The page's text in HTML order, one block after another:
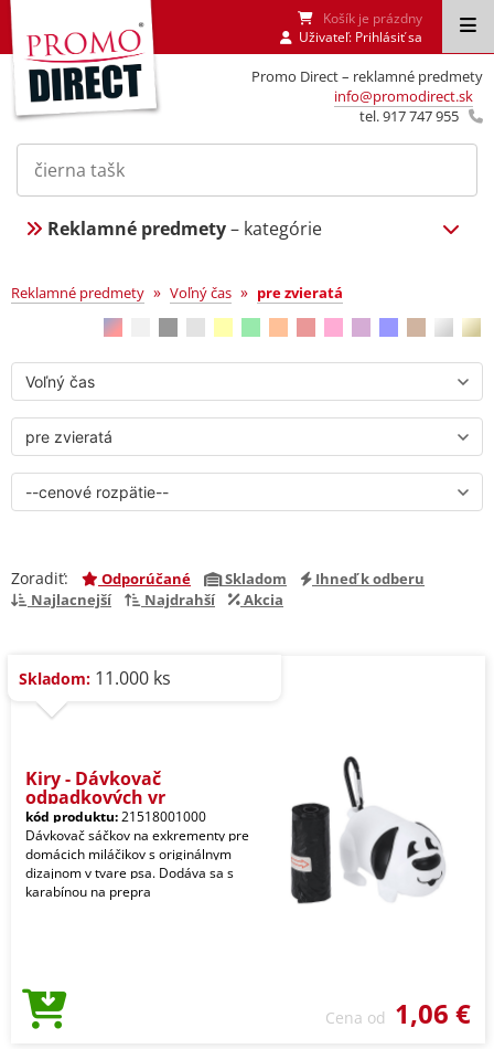
Promo Direct – reklamné predmety
info@promodirect.sk
tel. 917 747 955
Košík je prázdny
Uživateľ: Prihlásiť sa
Reklamné predmety– kategórie
pre zvieratá
Reklamné predmety » Voľný čas » pre zvieratá
Zoradiť: Odporúčané Skladom
Ihneď k odberu
Najlacnejší
Najdrahší Akcia
Skladom: 11.000 ks
Kiry - Dávkovač
odpadkových vr
kód produktu:21518001000
Dávkovač sáčkov na exkrementy pre
domácich miláčikov s originálnym
dizajnom v tvare psa. Dodáva sa s
karabínou na prepra
Cena od 1,06 €